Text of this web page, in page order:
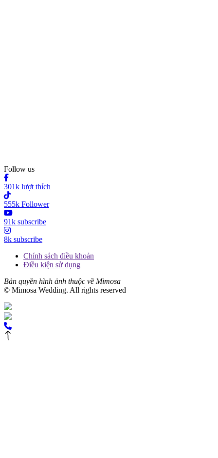
Follow us
301k lượt thích
555k Follower
91k subscribe
8k subscribe
Chính sách điều khoản
Điều kiện sử dụng
Bản quyền hình ảnh thuộc về Mimosa
© Mimosa Wedding. All rights reserved